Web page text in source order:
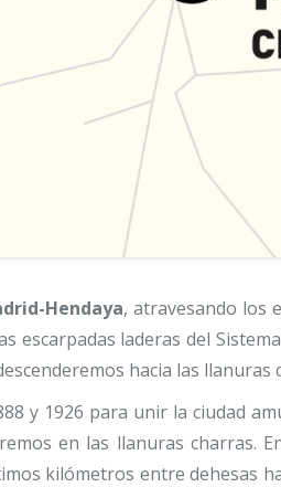
Hendaya, atravesando los
escarpadas laderas del
hacia las llanuras
y 1926 para unir la ciudad
en las llanuras charras.
kilómetros entre dehesas